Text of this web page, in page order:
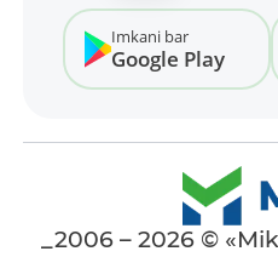
Imkani bar
Google Play
_2006 – 2026 ©